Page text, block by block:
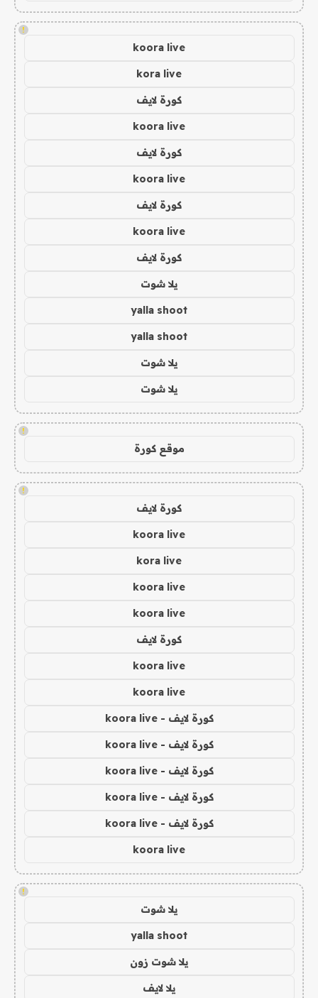
!
koora live
kora live
كورة لايف
koora live
كورة لايف
koora live
كورة لايف
koora live
كورة لايف
يلا شوت
yalla shoot
yalla shoot
يلا شوت
يلا شوت
!
موقع كورة
!
كورة لايف
koora live
kora live
koora live
koora live
كورة لايف
koora live
koora live
كورة لايف - koora live
كورة لايف - koora live
كورة لايف - koora live
كورة لايف - koora live
كورة لايف - koora live
koora live
!
يلا شوت
yalla shoot
يلا شوت زون
يلا لايف